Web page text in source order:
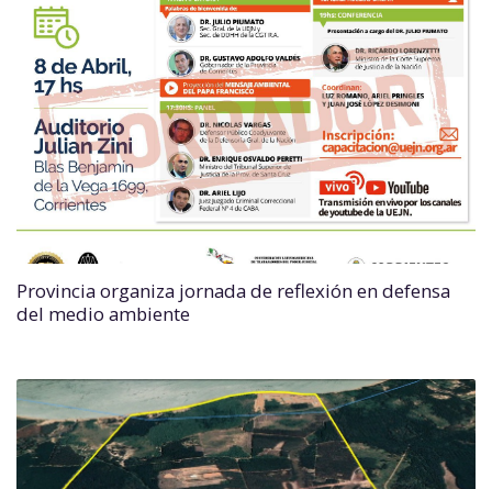
Provincia organiza jornada de reflexión en defensa
del medio ambiente